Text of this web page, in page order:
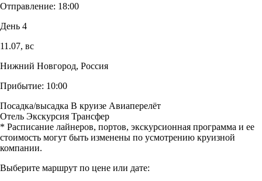
Отправление: 18:00
День 4
11.07, вс
Нижний Новгород, Россия
Прибытие: 10:00
Посадка/высадка В круизе Авиаперелёт
Отель Экскурсия Трансфер
* Расписание лайнеров, портов, экскурсионная программа и ее
стоимость могут быть изменены по усмотрению круизной
компании.
Выберите маршрут по цене или дате: